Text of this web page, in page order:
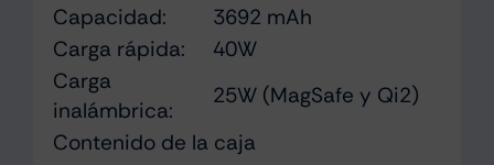
Capacidad:
3692 mAh
Carga rápida:
40W
Carga
inalámbrica:
25W (MagSafe y Qi2)
Contenido de la caja